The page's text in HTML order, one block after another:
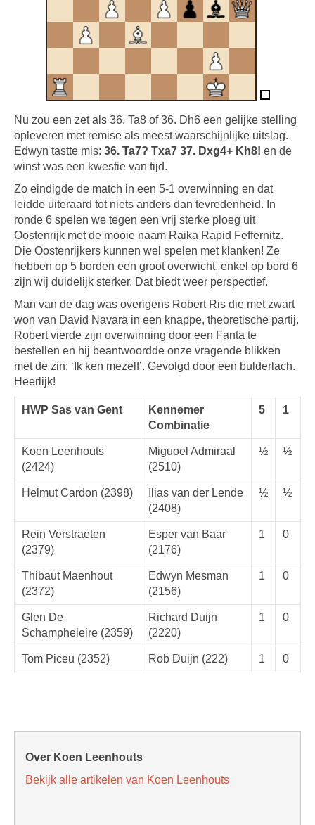
Nu zou een zet als 36. Ta8 of 36. Dh6 een gelijke stelling
opleveren met remise als meest waarschijnlijke uitslag.
Edwyn tastte mis: 36. Ta7? Txa7 37. Dxg4+ Kh8! en de
winst was een kwestie van tijd.
Zo eindigde de match in een 5-1 overwinning en dat
leidde uiteraard tot niets anders dan tevredenheid. In
ronde 6 spelen we tegen een vrij sterke ploeg uit
Oostenrijk met de mooie naam Raika Rapid Feffernitz.
Die Oostenrijkers kunnen wel spelen met klanken! Ze
hebben op 5 borden een groot overwicht, enkel op bord 6
zijn wij duidelijk sterker. Dat biedt weer perspectief.
Man van de dag was overigens Robert Ris die met zwart
won van David Navara in een knappe, theoretische partij.
Robert vierde zijn overwinning door een Fanta te
bestellen en hij beantwoordde onze vragende blikken
met de zin: ‘Ik ken mezelf’. Gevolgd door een bulderlach.
Heerlijk!
HWP Sas van Gent
Kennemer
Combinatie
5 1
Koen Leenhouts
(2424)
Miguoel Admiraal
(2510)
½ ½
Helmut Cardon (2398)
Ilias van der Lende
(2408)
½ ½
Rein Verstraeten
(2379)
Esper van Baar
(2176)
1 0
Thibaut Maenhout
(2372)
Edwyn Mesman
(2156)
1 0
Glen De
Schampheleire (2359)
Richard Duijn
(2220)
1 0
Tom Piceu (2352) Rob Duijn (222) 1 0
Over Koen Leenhouts
Bekijk alle artikelen van Koen Leenhouts